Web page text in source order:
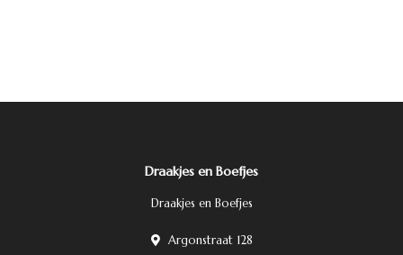
Draakjes en Boefjes
Draakjes en Boefjes
Argonstraat 128